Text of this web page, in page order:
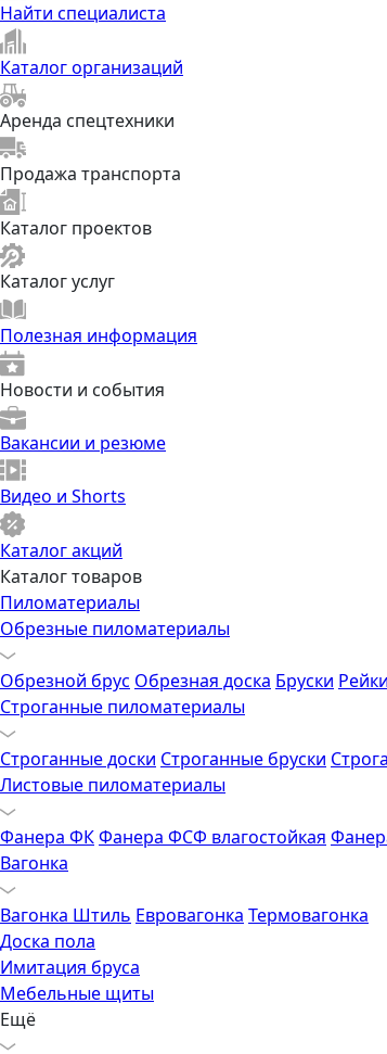
Найти специалиста
Каталог организаций
Аренда спецтехники
Продажа транспорта
Каталог проектов
Каталог услуг
Полезная информация
Новости и события
Вакансии и резюме
Видео и Shorts
Каталог акций
Каталог товаров
Пиломатериалы
Обрезные пиломатериалы
Обрезной брус Обрезная доска Бруски Рейки
Строганные пиломатериалы
Строганные доски Строганные бруски
Листовые пиломатериалы
Фанера ФКФанера ФСФ влагостойкая
Вагонка
Вагонка Штиль Евровагонка Термовагонка
Доска пола
Имитация бруса
Мебельные щиты
Ещё